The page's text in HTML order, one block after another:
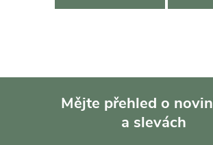
Mějte přehled o
a slevách